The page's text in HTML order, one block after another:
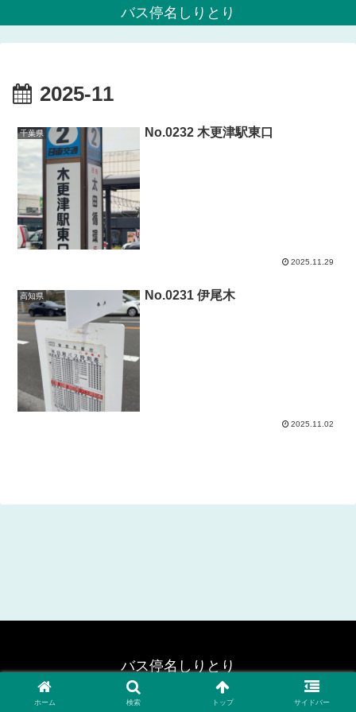
バス停名しりとり
2025-11
千葉県 No.0232 木更津駅東口
2025.11.29
高知県 No.0231 伊尾木
2025.11.02
バス停名しりとり
© 2020 バス停名しりとり.
ホーム 検索 トップ サイドバー